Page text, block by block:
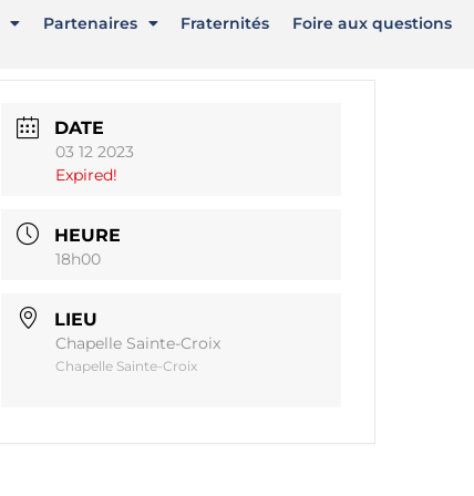
Partenaires Fraternités
Foire aux questions
DATE
03 12 2023
Expired!
HEURE
18h00
LIEU
Chapelle Sainte-Croix
Chapelle Sainte-Croix